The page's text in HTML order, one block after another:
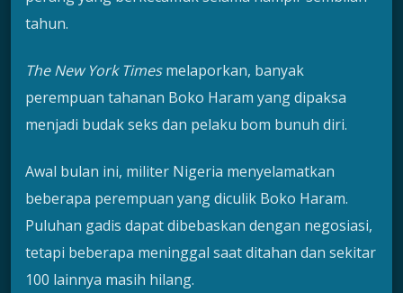
tahun.
The New York Timesmelaporkan, banyak
perempuan tahanan Boko Haram yang dipaksa
menjadi budak seks dan pelaku bom bunuh diri.
Awal bulan ini, militer Nigeria menyelamatkan
beberapa perempuan yang diculik Boko Haram.
Puluhan gadis dapat dibebaskan dengan negosiasi,
tetapi beberapa meninggal saat ditahan dan sekitar
100 lainnya masih hilang.